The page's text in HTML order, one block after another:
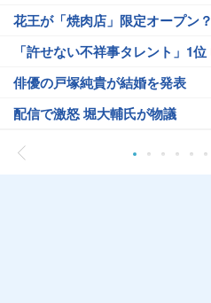
花王が「焼肉店」限定オープン？
「許せない不祥事タレント」1位
俳優の戸塚純貴が結婚を発表
配信で激怒 堀大輔氏が物議